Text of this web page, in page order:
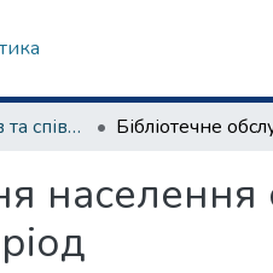
Праці викладачів та співробітників. Архів
населення